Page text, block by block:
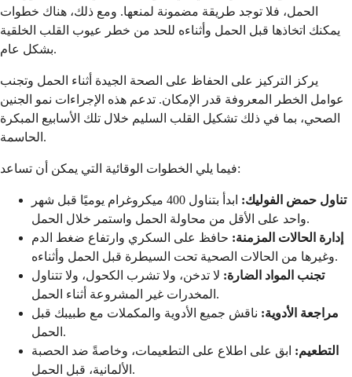
الحمل، فلا توجد طريقة مضمونة لمنعها. ومع ذلك، هناك خطوات
يمكنك اتخاذها قبل الحمل وأثناءه للحد من خطر عيوب القلب الخلقية
بشكل عام.
يركز التركيز على الحفاظ على الصحة الجيدة أثناء الحمل وتجنب
عوامل الخطر المعروفة قدر الإمكان. تدعم هذه الإجراءات نمو الجنين
الصحي، بما في ذلك تشكيل القلب السليم خلال تلك الأسابيع المبكرة
الحاسمة.
فيما يلي الخطوات الوقائية التي يمكن أن تساعد:
تناول حمض الفوليك:
ابدأ بتناول 400 ميكروغرام يوميًا قبل شهر
واحد على الأقل من محاولة الحمل واستمر خلال الحمل.
إدارة الحالات المزمنة: حافظ على السكري وارتفاع ضغط الدم
وغيرها من الحالات الصحية تحت السيطرة قبل الحمل وأثناءه.
تجنب المواد الضارة: لا تدخن، ولا تشرب الكحول، ولا تتناول
المخدرات غير المشروعة أثناء الحمل.
مراجعة الأدوية: ناقش جميع الأدوية والمكملات مع طبيبك قبل
الحمل.
التطعيم: ابق على اطلاع على التطعيمات، وخاصةً ضد الحصبة
الألمانية، قبل الحمل.